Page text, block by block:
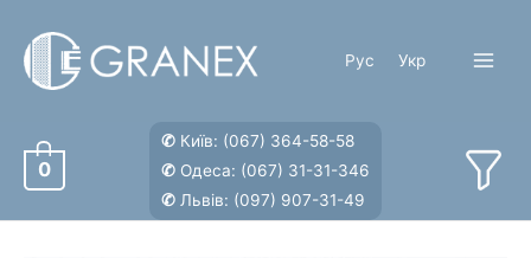
содержимому
Рус Укр
0
✆ Київ: (067) 364-58-58
✆ Одеса: (067) 31-31-346
✆ Львів: (097) 907-31-49